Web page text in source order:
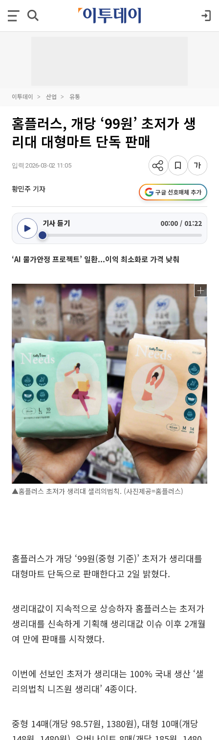
이투데이 산업 유통
홈플러스, 개당 ‘99원’ 초저가 생
리대 대형마트 단독 판매
입력 2026-03-02 11:05
황민주 기자 구글 선호매체 추가
기사 듣기 00:00 / 01:22
‘AI 물가안정 프로젝트’ 일환...이익 최소화로 가격 낮춰
▲홈플러스 초저가 생리대 샐리의법칙. (사진제공=홈플러스)
홈플러스가 개당 ‘99원(중형 기준)’ 초저가 생리대를
대형마트 단독으로 판매한다고 2일 밝혔다.
생리대값이 지속적으로 상승하자 홈플러스는 초저가
생리대를 신속하게 기획해 생리대값 이슈 이후 2개월
여 만에 판매를 시작했다.
이번에 선보인 초저가 생리대는 100% 국내 생산 ‘샐
리의법칙 니즈원 생리대’ 4종이다.
중형 14매(개당 98.57원, 1380원), 대형 10매(개당